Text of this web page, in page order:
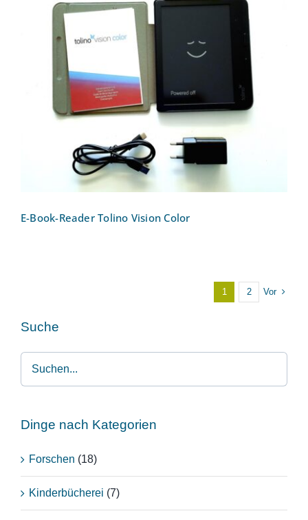
E-Book-Reader Tolino Vision Color
E-Book-Reader Tolino Vision Color
1 2 Vor
Suche
Dinge nach Kategorien
Forschen (18)
Kinderbücherei (7)